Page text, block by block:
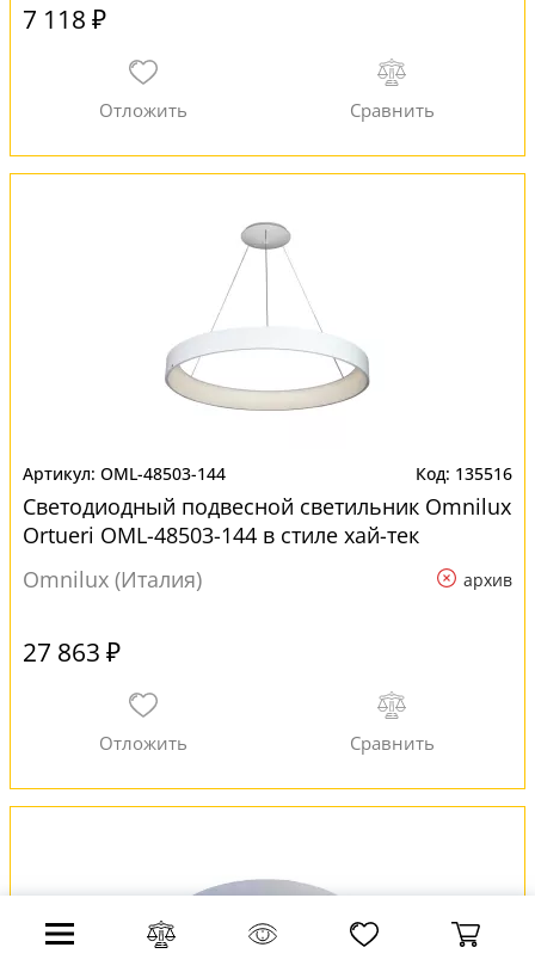
7 118 ₽
OML-48503-144 135516
Светодиодный подвесной светильник Omnilux
Ortueri OML-48503-144 в стиле хай-тек
Omnilux (Италия)
архив
27 863 ₽